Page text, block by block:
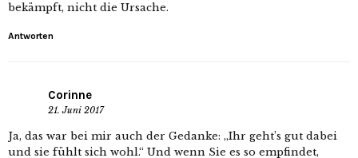
bekämpft, nicht die Ursache.
Antworten
Corinne
21. Juni 2017
Ja, das war bei mir auch der Gedanke: „Ihr geht’s gut dabei
und sie fühlt sich wohl.“ Und wenn Sie es so empfindet,